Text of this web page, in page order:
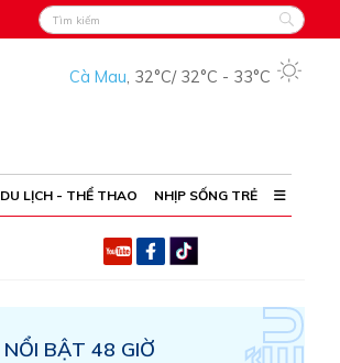
Cà Mau, 32°C/ 32°C - 33°C
DU LỊCH - THỂ THAO NHỊP SỐNG TRẺ
NỔI BẬT 48 GIỜ